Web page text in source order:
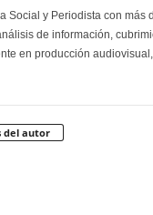
Social y Periodista con más
de información,
en producción
del autor